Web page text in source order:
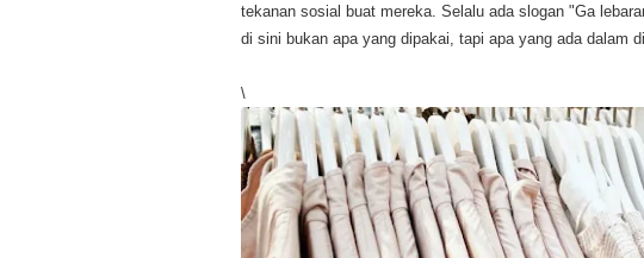
tekanan sosial buat mereka. Selalu ada slogan "Ga
di sini bukan apa yang dipakai, tapi apa yang ada dalam
\